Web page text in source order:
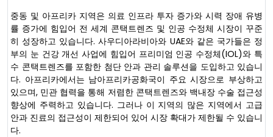
중동 및 아프리카 지역은 의료 인프라 투자 증가와 시력 장애 유병
률 증가에 힘입어 전 세계 콘택트렌즈 및 인공 수정체 시장이 꾸준
히 성장하고 있습니다. 사우디아라비아와 UAE와 같은 국가들은 정
부의 눈 건강 개선 사업에 힘입어 프리미엄 인공 수정체(IOL)와 특
수 콘택트렌즈를 포함한 첨단 안과 관리 솔루션을 도입하고 있습니
다. 아프리카에서는 남아프리카공화국이 주요 시장으로 부상하고
있으며, 민관 협력을 통해 저렴한 콘택트렌즈와 백내장 수술 접근성
향상에 주력하고 있습니다. 그러나 이 지역의 많은 지역에서 고급
안과 진료의 접근성이 제한되어 있어 시장 확대가 제한될 수 있습니
다.